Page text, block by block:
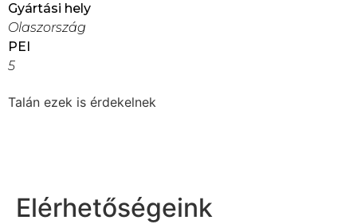
Gyártási hely
Olaszország
PEI
5
Talán ezek is érdekelnek
Elérhetőségeink